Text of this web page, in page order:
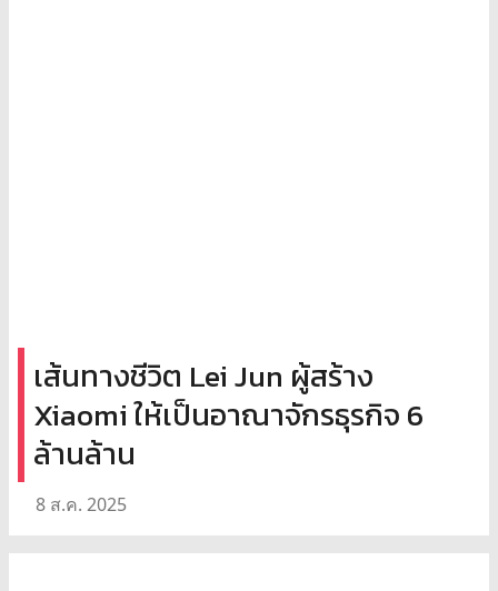
เส้นทางชีวิต Lei Jun ผู้สร้าง
Xiaomi ให้เป็นอาณาจักรธุรกิจ 6
ล้านล้าน
8 ส.ค. 2025